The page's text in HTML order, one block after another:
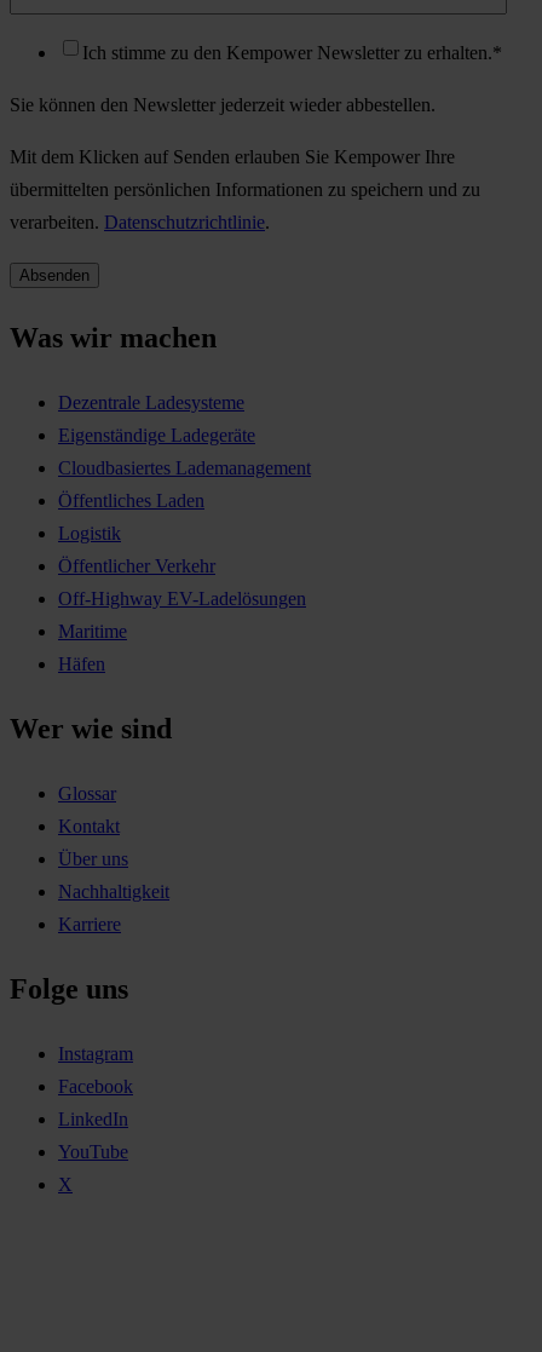
Ich stimme zu den Kempower Newsletter zu erhalten.*
Sie können den Newsletter jederzeit wieder abbestellen.
Mit dem Klicken auf Senden erlauben Sie Kempower Ihre
übermittelten persönlichen Informationen zu speichern und zu
verarbeiten. Datenschutzrichtlinie.
Was wir machen
Dezentrale Ladesysteme
Eigenständige Ladegeräte
Cloudbasiertes Lademanagement
Öffentliches Laden
Logistik
Öffentlicher Verkehr
Off-Highway EV-Ladelösungen
Maritime
Häfen
Wer wie sind
Glossar
Kontakt
Über uns
Nachhaltigkeit
Karriere
Folge uns
Instagram
Facebook
LinkedIn
YouTube
X